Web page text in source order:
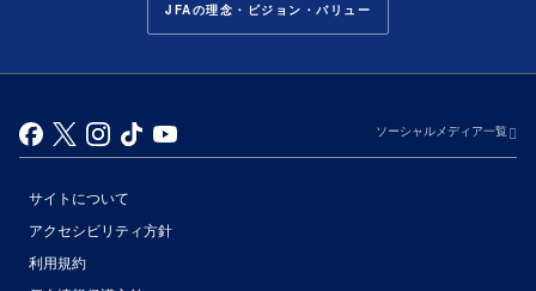
JFAの理念・ビジョン・バリュー
ソーシャルメディア一覧
サイトについて
アクセシビリティ方針
利用規約